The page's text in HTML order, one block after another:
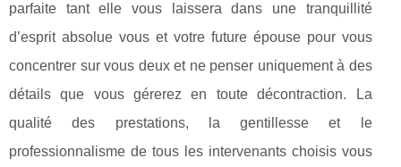
parfaite tant elle vous laissera dans une tranquillité
d’esprit absolue vous et votre future épouse pour vous
concentrer sur vous deux et ne penser uniquement à des
détails que vous gérerez en toute décontraction. La
qualité des prestations, la gentillesse et le
professionnalisme de tous les intervenants choisis vous